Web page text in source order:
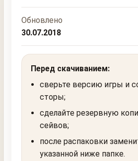
Обновлено
30.07.2018
Перед скачиванием:
сверьте версию игры и
сторы;
сделайте резервную
сейвов;
после распаковки
указанной ниже папке.